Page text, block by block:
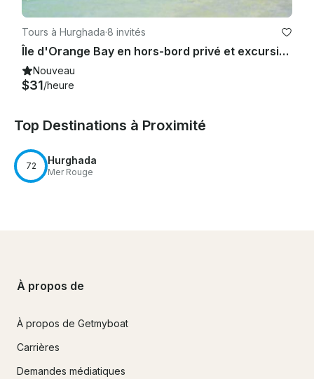
Tours à Hurghada·8 invités
Île d'Orange Bay en hors-bord privé et excursion de plongée avec tuba - Hurghada
Nouveau
$31/heure
Top Destinations à Proximité
72 Hurghada
Mer Rouge
À propos de
À propos de Getmyboat
Carrières
Demandes médiatiques